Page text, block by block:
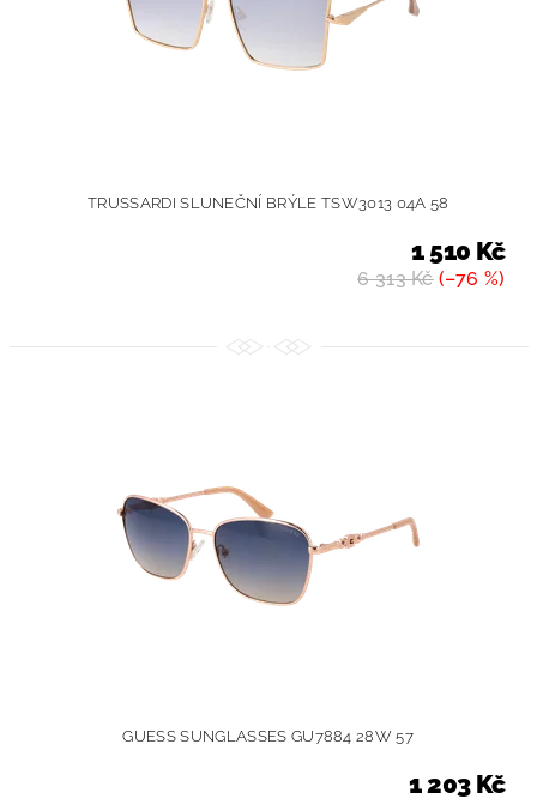
TRUSSARDI SLUNEČNÍ BRÝLE TSW3013 04A 58
6 313 Kč(–76 %)
1 510 Kč
GUESS SUNGLASSES GU7884 28W 57
1 203 Kč